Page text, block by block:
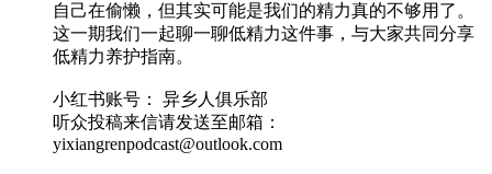
自己在偷懒，但其实可能是我们的精力真的不够用了。
这一期我们一起聊一聊低精力这件事，与大家共同分享
低精力养护指南。
小红书账号： 异乡人俱乐部
听众投稿来信请发送至邮箱：
yixiangrenpodcast@outlook.com